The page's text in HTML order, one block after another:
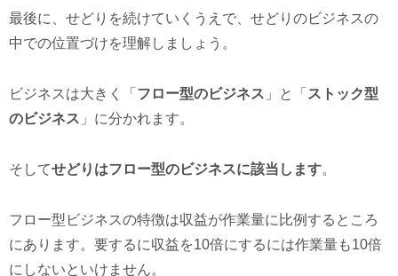
最後に、せどりを続けていくうえで、せどりのビジネスの
中での位置づけを理解しましょう。
ビジネスは大きく「 フロー型のビジネス 」と「 ストック型
のビジネス 」に分かれます。
そしてせどりはフロー型のビジネスに該当します。
フロー型ビジネスの特徴は収益が作業量に比例するところ
にあります。要するに収益を10倍にするには作業量も10倍
にしないといけません。